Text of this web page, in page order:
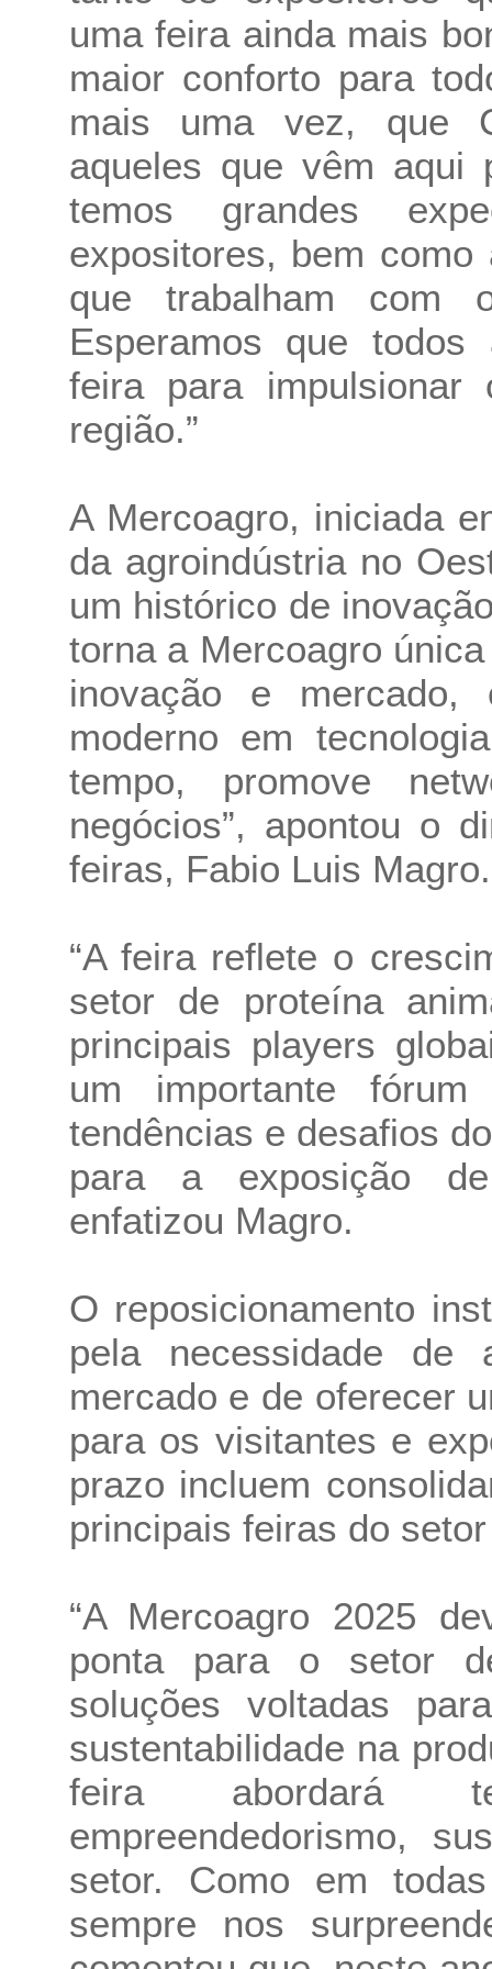
uma feira ainda mais
maior conforto para
mais uma vez, que
aqueles que vêm aqui
temos grandes
expositores, bem
que trabalham com
Esperamos que
feira para impulsionar
região.”
A Mercoagro, iniciada
da agroindústria no
um histórico de
torna a Mercoagro
inovação e
moderno em
tempo, promove
negócios”, apontou o
feiras, Fabio Luis Magro.
“A feira reflete o
setor de proteína
principais players
um importante
tendências e desafios
para a exposição
enfatizou Magro.
O reposicionamento
pela necessidade de
mercado e de oferecer
para os visitantes e
prazo incluem
principais feiras do
“A Mercoagro 2025
ponta para o setor
soluções voltadas
sustentabilidade na
feira abordará
empreendedorismo,
setor. Como em
sempre nos